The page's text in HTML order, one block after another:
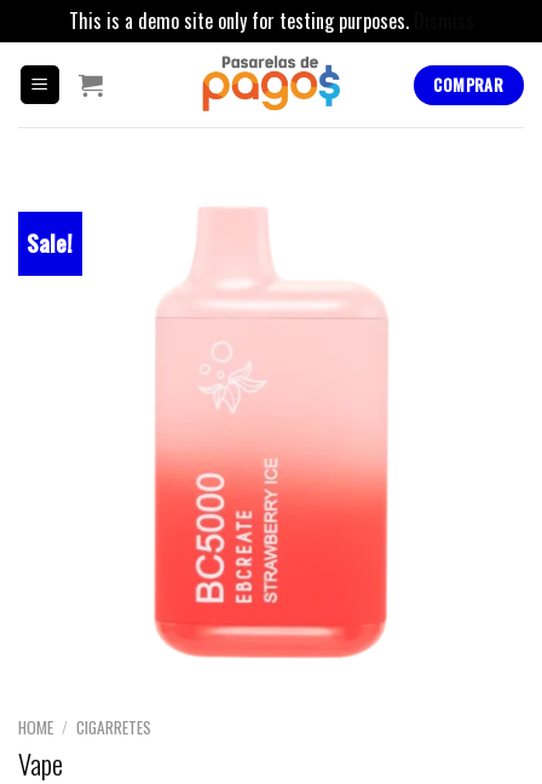
This is a demo site only for testing purposes.
COMPRAR
Sale!
HOME / CIGARRETES
Vape